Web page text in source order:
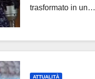
trasformato in un…
ATTUALITÀ